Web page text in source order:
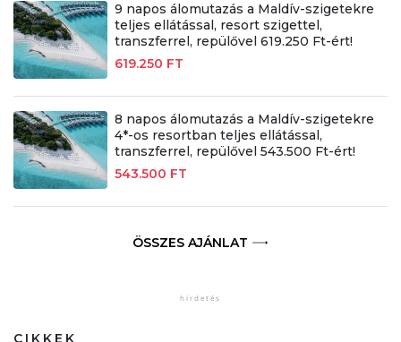
9 napos álomutazás a Maldív-szigetekre
teljes ellátással, resort szigettel,
transzferrel, repülővel 619.250 Ft-ért!
619.250 FT
8 napos álomutazás a Maldív-szigetekre
4*-os resortban teljes ellátással,
transzferrel, repülővel 543.500 Ft-ért!
543.500 FT
ÖSSZES AJÁNLAT
CIKKEK